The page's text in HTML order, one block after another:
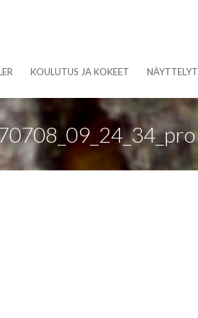
KOULUTUS JA KOKEET NÄYTTELYT